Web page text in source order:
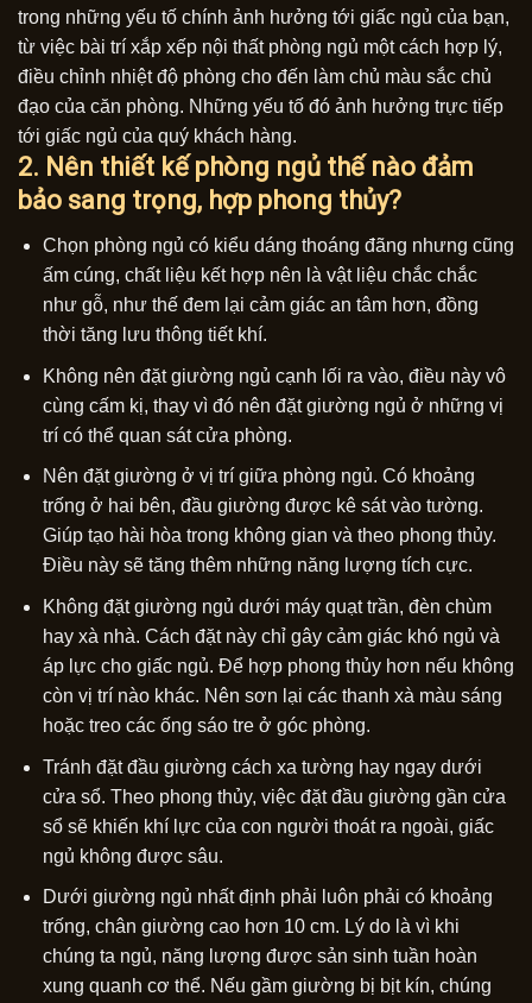
trong những yếu tố chính ảnh hưởng tới giấc ngủ của bạn,
từ việc bài trí xắp xếp nội thất phòng ngủ một cách hợp lý,
điều chỉnh nhiệt độ phòng cho đến làm chủ màu sắc chủ
đạo của căn phòng. Những yếu tố đó ảnh hưởng trực tiếp
tới giấc ngủ của quý khách hàng.
2. Nên thiết kế phòng ngủ thế nào đảm
bảo sang trọng, hợp phong thủy?
Chọn phòng ngủ có kiểu dáng thoáng đãng nhưng cũng
ấm cúng, chất liệu kết hợp nên là vật liệu chắc chắc
như gỗ, như thế đem lại cảm giác an tâm hơn, đồng
thời tăng lưu thông tiết khí.
Không nên đặt giường ngủ cạnh lối ra vào, điều này vô
cùng cấm kị, thay vì đó nên đặt giường ngủ ở những vị
trí có thể quan sát cửa phòng.
Nên đặt giường ở vị trí giữa phòng ngủ. Có khoảng
trống ở hai bên, đầu giường được kê sát vào tường.
Giúp tạo hài hòa trong không gian và theo phong thủy.
Điều này sẽ tăng thêm những năng lượng tích cực.
Không đặt giường ngủ dưới máy quạt trần, đèn chùm
hay xà nhà. Cách đặt này chỉ gây cảm giác khó ngủ và
áp lực cho giấc ngủ. Để hợp phong thủy hơn nếu không
còn vị trí nào khác. Nên sơn lại các thanh xà màu sáng
hoặc treo các ống sáo tre ở góc phòng.
Tránh đặt đầu giường cách xa tường hay ngay dưới
cửa sổ. Theo phong thủy, việc đặt đầu giường gần cửa
sổ sẽ khiến khí lực của con người thoát ra ngoài, giấc
ngủ không được sâu.
Dưới giường ngủ nhất định phải luôn phải có khoảng
trống, chân giường cao hơn 10 cm. Lý do là vì khi
chúng ta ngủ, năng lượng được sản sinh tuần hoàn
xung quanh cơ thể. Nếu gầm giường bị bịt kín, chúng